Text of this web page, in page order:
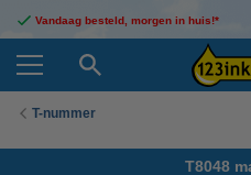
Vandaag besteld, morgen in huis!*
T-nummer
T8048